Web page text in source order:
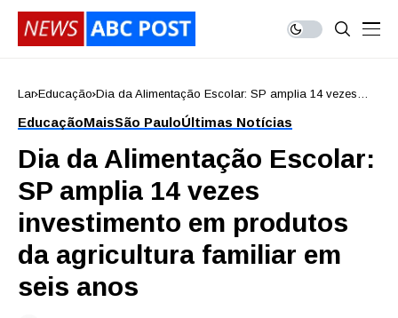
Lar Educação Dia da Alimentação Escolar: SP amplia 14 vezes
seis anos
EducaçãoMaisSão PauloÚltimas Notícias
Dia da Alimentação Escolar:
SP amplia 14 vezes
investimento em produtos
da agricultura familiar em
seis anos